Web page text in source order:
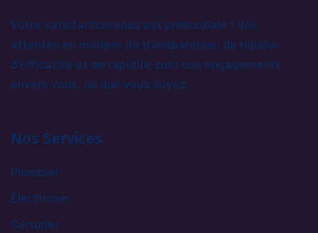
Votre satisfaction nous est primordiale ! Vos
attentes en matière de transparence, de rigueur,
d’efficacité et de rapidité sont nos engagements
envers vous, où que vous soyez.
Nos Services
Plombier
Électricien
Serrurier